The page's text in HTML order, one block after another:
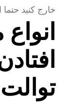
خارج کنید